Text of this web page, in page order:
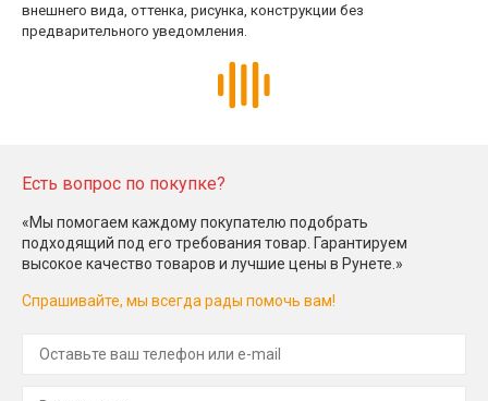
внешнего вида, оттенка, рисунка, конструкции без
предварительного уведомления.
Есть вопрос по покупке?
«Мы помогаем каждому покупателю подобрать
подходящий под его требования товар. Гарантируем
высокое качество товаров и лучшие цены в Рунете.»
Спрашивайте, мы всегда рады помочь вам!